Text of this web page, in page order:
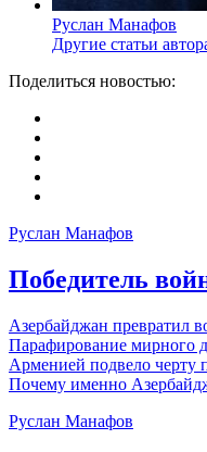
Руслан Манафов
Другие статьи
Поделиться новостью:
Руслан Манафов
Победитель
Азербайджан превратил
Парафирование мирного
Арменией подвело черту
Почему именно
Руслан Манафов